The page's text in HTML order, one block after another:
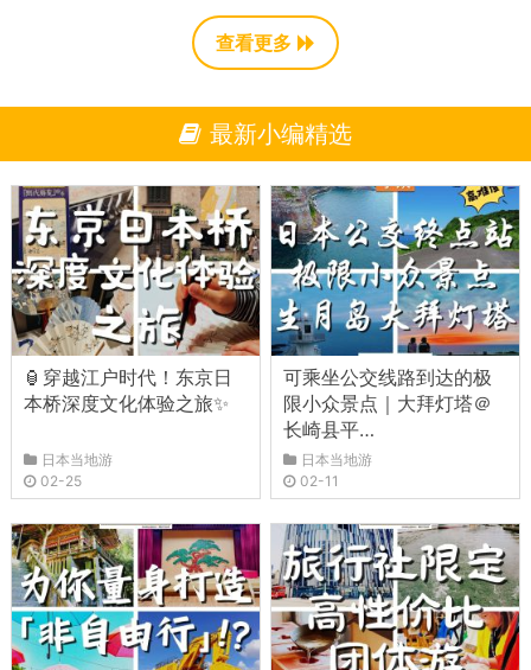
查看更多
最新小编精选
🏮穿越江户时代！东京日
本桥深度文化体验之旅✨
日本当地游
02-25
可乘坐公交线路到达的极
限小众景点｜大拜灯塔＠
长崎县平…
日本当地游
02-11